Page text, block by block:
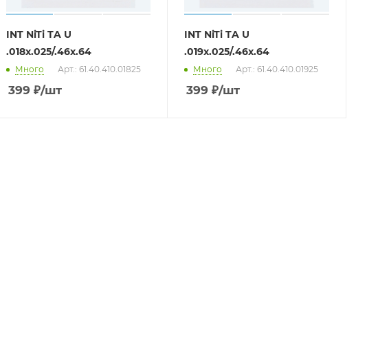
INT NiTi TA U
.018x.025/.46x.64
Много Арт.: 61.40.410.01825
399 ₽/шт
INT NiTi TA U
.019x.025/.46x.64
Много Арт.: 61.40.410.01925
399 ₽/шт